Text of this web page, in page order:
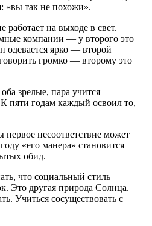
«вы так не похожи».
работает на выходе в свет.
компании — у второго это
одевается ярко — второй
громко — второму это
зрелые, пара учится
пяти годам каждый освоил то,
первое несоответствие может
«его манера» становится
обид.
что социальный стиль
Это другая природа Солнца.
Учиться сосуществовать с